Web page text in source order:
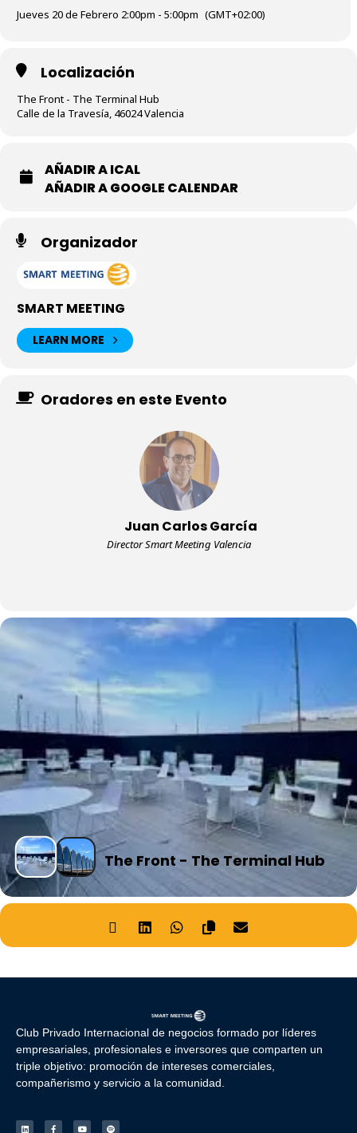
Jueves 20 de Febrero 2:00pm - 5:00pm (GMT+02:00)
Localización
The Front - The Terminal Hub
Calle de la Travesía, 46024 Valencia
AÑADIR A ICAL
AÑADIR A GOOGLE CALENDAR
Organizador
SMART MEETING
LEARN MORE
Oradores en este Evento
Juan Carlos García
Director Smart Meeting Valencia
The Front - The Terminal Hub
Club Privado Internacional de negocios formado por líderes
empresariales, profesionales e inversores que comparten un
triple objetivo: promoción de intereses comerciales,
compañerismo y servicio a la comunidad.